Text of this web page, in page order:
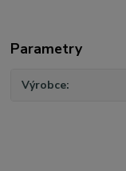
Parametry
Výrobce